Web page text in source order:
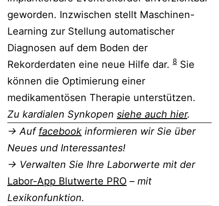
geworden. Inzwischen stellt Maschinen-
Learning zur Stellung automatischer
Diagnosen auf dem Boden der
Rekorderdaten eine neue Hilfe dar. 8 Sie
können die Optimierung einer
medikamentösen Therapie unterstützen.
Zu kardialen Synkopen siehe auch hier.
→ Auf facebook informieren wir Sie über
Neues und Interessantes!
→ Verwalten Sie Ihre Laborwerte mit der
Labor-App Blutwerte PRO – mit
Lexikonfunktion.